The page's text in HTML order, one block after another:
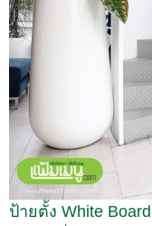
ป้ายตั้ง White